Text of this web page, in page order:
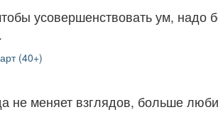
усовершенствовать ум,
(40+)
не меняет взглядов, больше